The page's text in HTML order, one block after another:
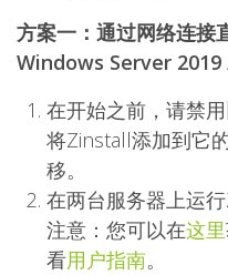
方案一：通过网络连接
Windows Server 2019
在开始之前，请禁
将Zinstall添加到它
移。
在两台服务器上运行
注意：您可以在这里
看用户指南。